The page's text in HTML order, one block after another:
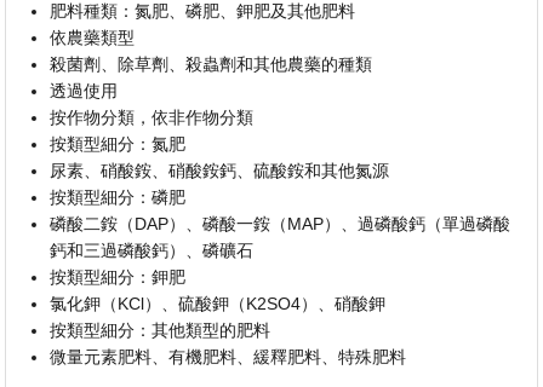
肥料種類：氮肥、磷肥、鉀肥及其他肥料
依農藥類型
殺菌劑、除草劑、殺蟲劑和其他農藥的種類
透過使用
按作物分類，依非作物分類
按類型細分：氮肥
尿素、硝酸銨、硝酸銨鈣、硫酸銨和其他氮源
按類型細分：磷肥
磷酸二銨（DAP）、磷酸一銨（MAP）、過磷酸鈣（單過磷酸
鈣和三過磷酸鈣）、磷礦石
按類型細分：鉀肥
氯化鉀（KCl）、硫酸鉀（K2SO4）、硝酸鉀
按類型細分：其他類型的肥料
微量元素肥料、有機肥料、緩釋肥料、特殊肥料